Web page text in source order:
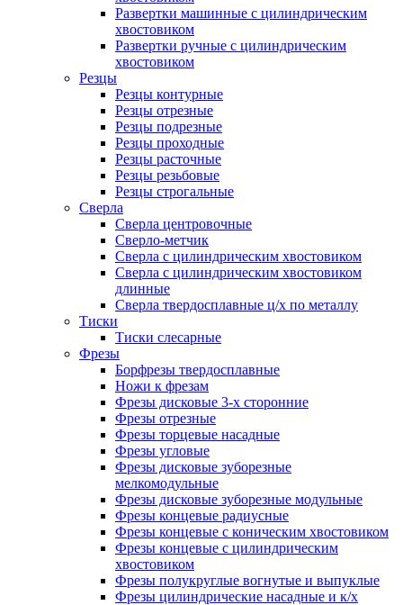
Развертки машинные с цилиндрическим
хвостовиком
Развертки ручные с цилиндрическим
хвостовиком
Резцы
Резцы контурные
Резцы отрезные
Резцы подрезные
Резцы проходные
Резцы расточные
Резцы резьбовые
Резцы строгальные
Сверла
Сверла центровочные
Сверло-метчик
Сверла с цилиндрическим хвостовиком
Сверла с цилиндрическим хвостовиком
длинные
Сверла твердосплавные ц/х по металлу
Тиски
Тиски слесарные
Фрезы
Борфрезы твердосплавные
Ножи к фрезам
Фрезы дисковые 3-х сторонние
Фрезы отрезные
Фрезы торцевые насадные
Фрезы угловые
Фрезы дисковые зуборезные
мелкомодульные
Фрезы дисковые зуборезные модульные
Фрезы концевые радиусные
Фрезы концевые с коническим хвостовиком
Фрезы концевые с цилиндрическим
хвостовиком
Фрезы полукруглые вогнутые и выпуклые
Фрезы цилиндрические насадные и к/х